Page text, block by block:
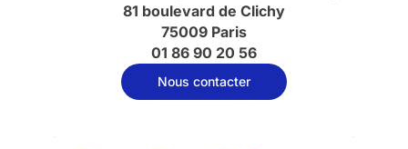
81 boulevard de Clichy
75009 Paris
01 86 90 20 56
Nous contacter